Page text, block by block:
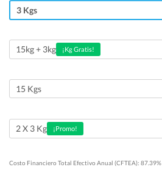
3 Kgs
15kg + 3kg ¡Kg Gratis!
15 Kgs
2 X 3 Kg ¡Promo!
Costo Financiero Total Efectivo Anual (CFTEA): 87.39%